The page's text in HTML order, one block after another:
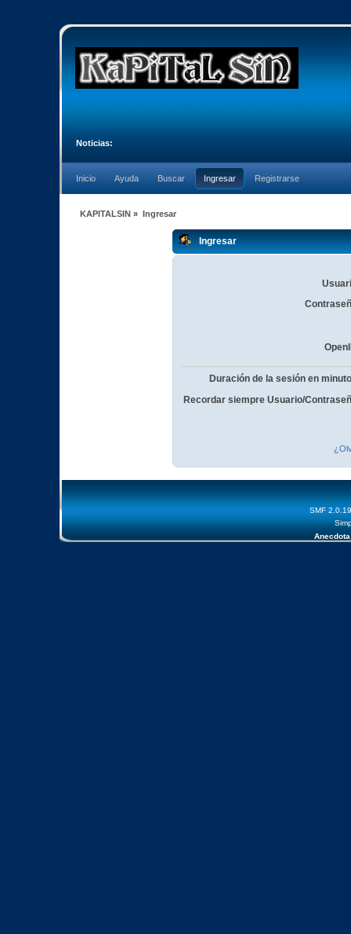
Noticias:
Inicio Ayuda Buscar Ingresar Registrarse
KAPITALSIN » Ingresar
Ingresar
Duración de la sesión en
Recordar siempre Usuario/
SMF 2.0.19
Anecdota